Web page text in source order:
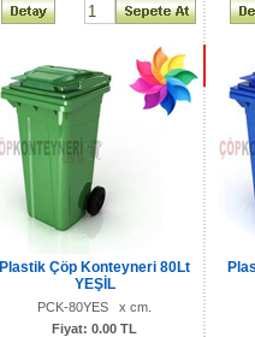
Plastik Çöp Konteyneri 80Lt
YEŞİL
PCK-80YES x cm.
Fiyat: 0.00 TL